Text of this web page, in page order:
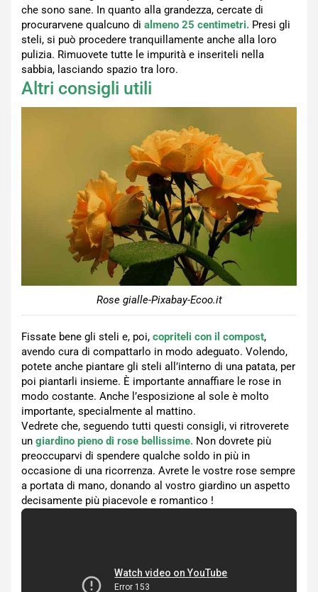
che sono sane. In quanto alla grandezza, cercate di
procurarvene qualcuno di almeno 25 centimetri. Presi gli
steli, si può procedere tranquillamente anche alla loro
pulizia. Rimuovete tutte le impurità e inseriteli nella
sabbia, lasciando spazio tra loro.
Altri consigli utili
Rose gialle-Pixabay-Ecoo.it
Fissate bene gli steli e, poi, copriteli con il compost,
avendo cura di compattarlo in modo adeguato. Volendo,
potete anche piantare gli steli all’interno di una patata, per
poi piantarli insieme. È importante annaffiare le rose in
modo costante. Anche l’esposizione al sole è molto
importante, specialmente al mattino.
Vedrete che, seguendo tutti questi consigli, vi ritroverete
un giardino pieno di rose bellissime. Non dovrete più
preoccuparvi di spendere qualche soldo in più in
occasione di una ricorrenza. Avrete le vostre rose sempre
a portata di mano, donando al vostro giardino un aspetto
decisamente più piacevole e romantico !